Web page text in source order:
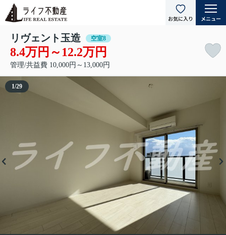
リヴェント玉造 空室8
8.4万円～12.2万円
管理/共益費 10,000円～13,000円
1/29